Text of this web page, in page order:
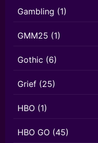
Gambling (1)
GMM25 (1)
Gothic (6)
Grief (25)
HBO (1)
HBO GO (45)